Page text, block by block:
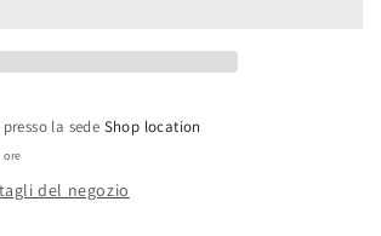
la sede Shop location
del negozio